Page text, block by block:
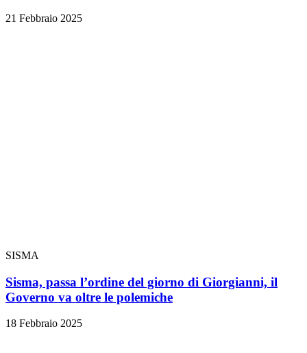
21 Febbraio 2025
SISMA
Sisma, passa l’ordine del giorno di Giorgianni, il
Governo va oltre le polemiche
18 Febbraio 2025